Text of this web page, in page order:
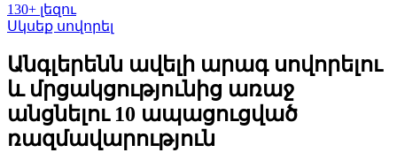
130+ լեզու
Սկսեք սովորել
Անգլերենն ավելի արագ սովորելու
և մրցակցությունից առաջ
անցնելու 10 ապացուցված
ռազմավարություն